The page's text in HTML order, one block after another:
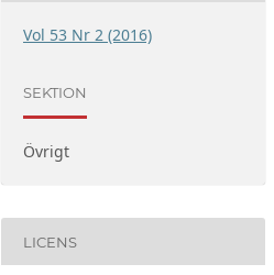
Vol 53 Nr 2 (2016)
SEKTION
Övrigt
LICENS